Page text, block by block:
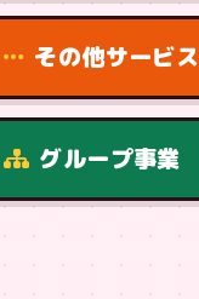
その他サービス
グループ事業